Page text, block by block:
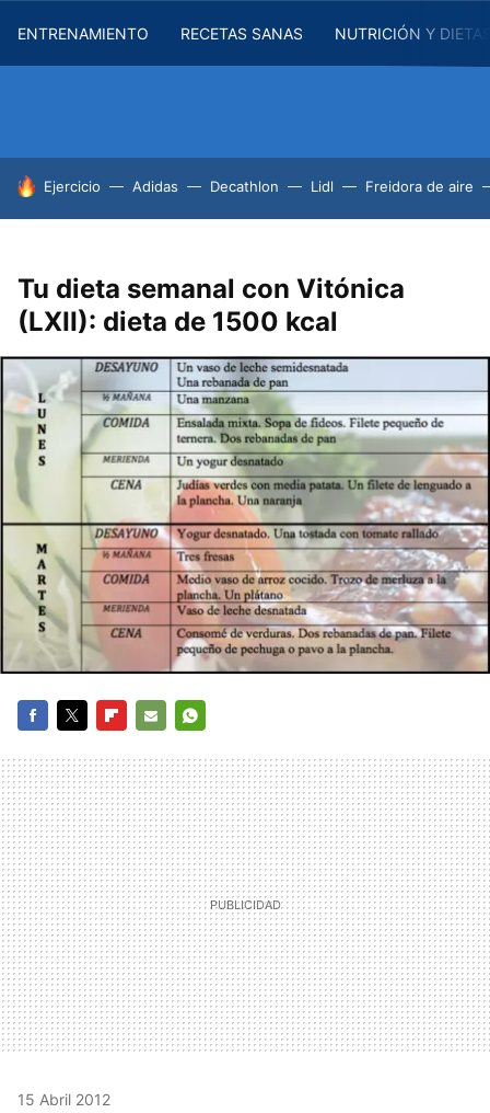
ENTRENAMIENTO RECETAS SANAS NUTRICIÓN Y
HOY SE HABLA DE
Ejercicio Adidas Decathlon Lidl Freidora de aire
Tu dieta semanal con Vitónica
(LXII): dieta de 1500 kcal
MAIL
15 Abril 2012